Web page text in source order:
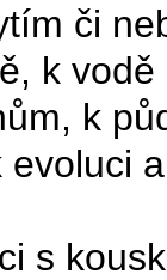
či
k vodě
k
evoluci
s